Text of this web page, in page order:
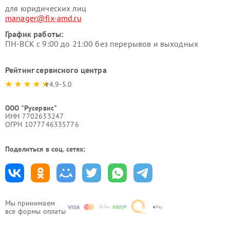
Мы принимаем
все формы оплаты
для юридических лиц
manager@fix-amd.ru
График работы:
ПН-ВСК с 9:00 до 21:00 без перерывов и выходных
Рейтинг сервисного центра
4.9-5.0
ООО "Русервис"
ИНН 7702633247
ОГРН 1077746335776
Поделиться в соц. сетях: